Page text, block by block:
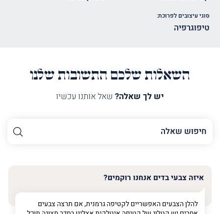
סוגי עיצובים לפרוכת:
טיפוגרפיה
השאלות שלכם התשובות שלנו
יש לך שאלה? שאל אותנו עכשיו
השם
שלך
טלפון (חובה)
איזה צבעי בדים אנחנו רוקמים?
להלן הצבעים האפשריים לקטיפה גרמנית, אם תרצה צבעים